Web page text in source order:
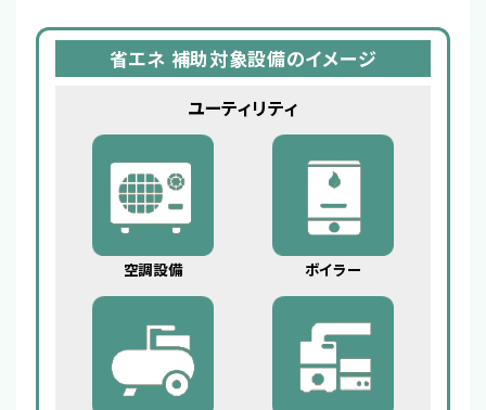
省エネ 補助対象設備のイメージ
ユーティリティ
空調設備 ボイラー